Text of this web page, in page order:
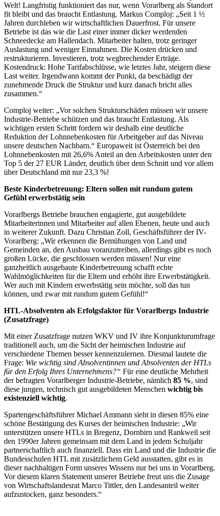
Welt! Langfristig funktioniert das nur, wenn Vorarlberg als Standort
fit bleibt und das braucht Entlastung. Markus Comploj: „Seit 1 ½
Jahren durchleben wir wirtschaftlichen Dauerfrost. Für unsere
Betriebe ist das wie die Last einer immer dicker werdenden
Schneedecke am Hallendach. Mitarbeiter halten, trotz geringer
Auslastung und weniger Einnahmen. Die Kosten drücken und
restrukturieren. Investieren, trotz wegbrechender Erträge.
Kostendruck: Hohe Tarifabschlüsse, wie letztes Jahr, steigern diese
Last weiter. Irgendwann kommt der Punkt, da beschädigt der
zunehmende Druck die Struktur und kurz danach bricht alles
zusammen.“
Comploj weiter: „Vor solchen Strukturschäden müssen wir unsere
Industrie-Betriebe schützen und das braucht Entlastung. Als
wichtigen ersten Schritt fordern wir deshalb eine deutliche
Reduktion der Lohnnebenkosten für Arbeitgeber auf das Niveau
unsere deutschen Nachbarn.“ Europaweit ist Österreich bei den
Lohnnebenkosten mit 26,6% Anteil an den Arbeitskosten unter den
Top 5 der 27 EUR Länder, deutlich über dem Schnitt und vor allem
über Deutschland mit nur 23,3 %!
Beste Kinderbetreuung: Eltern sollen mit rundum gutem
Gefühl erwerbstätig sein
Vorarlbergs Betriebe brauchen engagierte, gut ausgebildete
Mitarbeiterinnen und Mitarbeiter auf allen Ebenen, heute und auch
in weiterer Zukunft. Dazu Christian Zoll, Geschäftsführer der IV-
Vorarlberg: „Wir erkennen die Bemühungen von Land und
Gemeinden an, den Ausbau voranzutreiben, allerdings gibt es noch
großen Lücke, die geschlossen werden müssen! Nur eine
ganzheitlich ausgebaute Kinderbetreuung schafft echte
Wahlmöglichkeiten für die Eltern und erhöht ihre Erwerbstätigkeit.
Wer auch mit Kindern erwerbstätig sein möchte, soll das tun
können, und zwar mit rundum gutem Gefühl!“
HTL-Absolventen als Erfolgsfaktor für Vorarlbergs Industrie
(Zusatzfrage)
Mit einer Zusatzfrage nutzen WKV und IV ihre Konjunkturumfrage
traditionell auch, um die Sicht der heimischen Industrie auf
verschiedene Themen besser kennenzulernen. Diesmal lautete die
Frage: Wie wichtig sind Absolventinnen und Absolventen der HTLs
für den Erfolg Ihres Unternehmens?“ Für eine deutliche Mehrheit
der befragten Vorarlberger Industrie-Betriebe, nämlich 85 %, sind
diese jungen, technisch gut ausgebildeten Menschen wichtig bis
existenziell wichtig.
Spartengeschäftsführer Michael Ammann sieht in diesen 85% eine
schöne Bestätigung des Kurses der heimischen Industrie: „Wir
unterstützen unsere HTLs in Bregenz, Dornbirn und Rankweil seit
den 1990er Jahren gemeinsam mit dem Land in jedem Schuljahr
partnerschaftlich auch finanziell. Dass ein Land und die Industrie die
Bundesschulen HTL mit zusätzlichem Geld ausstatten, gibt es in
dieser nachhaltigen Form unseres Wissens nur bei uns in Vorarlberg.
Vor diesem klaren Statement unserer Betriebe freut uns die Zusage
von Wirtschaftslandesrat Marco Tittler, den Landesanteil weiter
aufzustocken, ganz besonders.“